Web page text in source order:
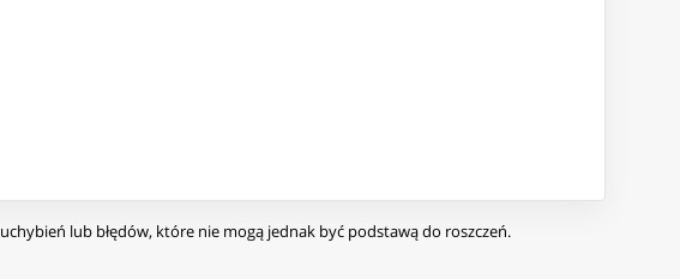
lub błędów, które nie mogą jednak być podstawą do roszczeń.